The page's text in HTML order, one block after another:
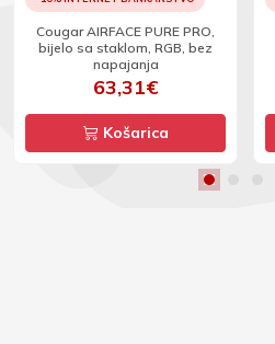
Cougar AIRFACE PURE PRO,
bijelo sa staklom, RGB, bez
napajanja
63,31€
Košarica